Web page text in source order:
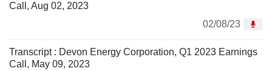
Call, Aug 02, 2023
02/08/23
Transcript : Devon Energy Corporation, Q1 2023 Earnings
Call, May 09, 2023